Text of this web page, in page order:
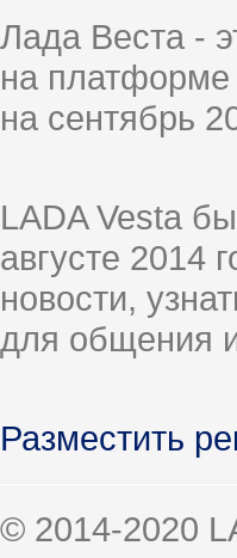
Лада Веста -
на платформе
на сентябрь
LADA Vesta
августе 2014
новости,
для общения
Разместить
© 2014-2020